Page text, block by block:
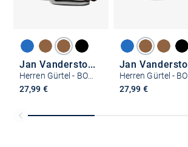
Jan Vanderstorm
Herren Gürtel - BORAK
27,99 €
27,99 €